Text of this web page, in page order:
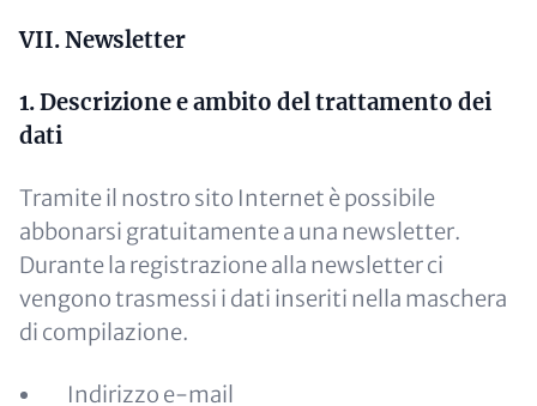
VII. Newsletter
1. Descrizione e ambito del trattamento dei
dati
Tramite il nostro sito Internet è possibile
abbonarsi gratuitamente a una newsletter.
Durante la registrazione alla newsletter ci
vengono trasmessi i dati inseriti nella maschera
di compilazione.
Indirizzo e-mail